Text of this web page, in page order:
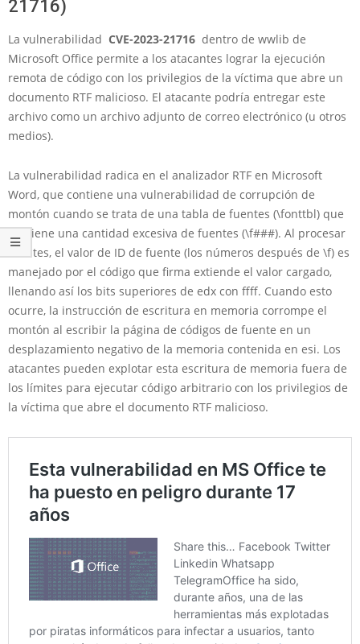
21716)
La vulnerabilidad CVE-2023-21716 dentro de wwlib de
Microsoft Office permite a los atacantes lograr la ejecución
remota de código con los privilegios de la víctima que abre un
documento RTF malicioso. El atacante podría entregar este
archivo como un archivo adjunto de correo electrónico (u otros
medios).
La vulnerabilidad radica en el analizador RTF en Microsoft
Word, que contiene una vulnerabilidad de corrupción de
montón cuando se trata de una tabla de fuentes (\fonttbl) que
contiene una cantidad excesiva de fuentes (\f###). Al procesar
fuentes, el valor de ID de fuente (los números después de \f) es
manejado por el código que firma extiende el valor cargado,
llenando así los bits superiores de edx con ffff. Cuando esto
ocurre, la instrucción de escritura en memoria corrompe el
montón al escribir la página de códigos de fuente en un
desplazamiento negativo de la memoria contenida en esi. Los
atacantes pueden explotar esta escritura de memoria fuera de
los límites para ejecutar código arbitrario con los privilegios de
la víctima que abre el documento RTF malicioso.